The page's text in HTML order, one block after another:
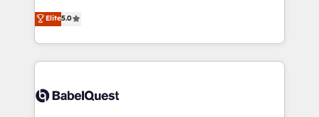
implementations delivered. AI visibility coverage
across ChatGPT, Claude, Perplexity, Gemini and
Innovation HubSpot Impact Award - Platform
Migration Excellence HubSpot Impact Award -
complexity, so your team can put HubSpot to work...
Welcome to our Profile! We help with: • CRM
implementation, reports, workflows, and team
training • CRM migration from Salesforce, Pipedrive,
custom API integrations with ERP (and other
Elite5.0